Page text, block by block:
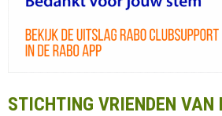
STICHTING VRIENDEN VAN